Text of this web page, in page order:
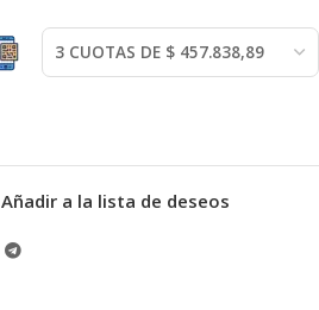
Añadir a la lista de deseos